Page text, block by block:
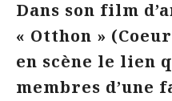
Dans son film
« Otthon »
en scène le lien
membres d’une